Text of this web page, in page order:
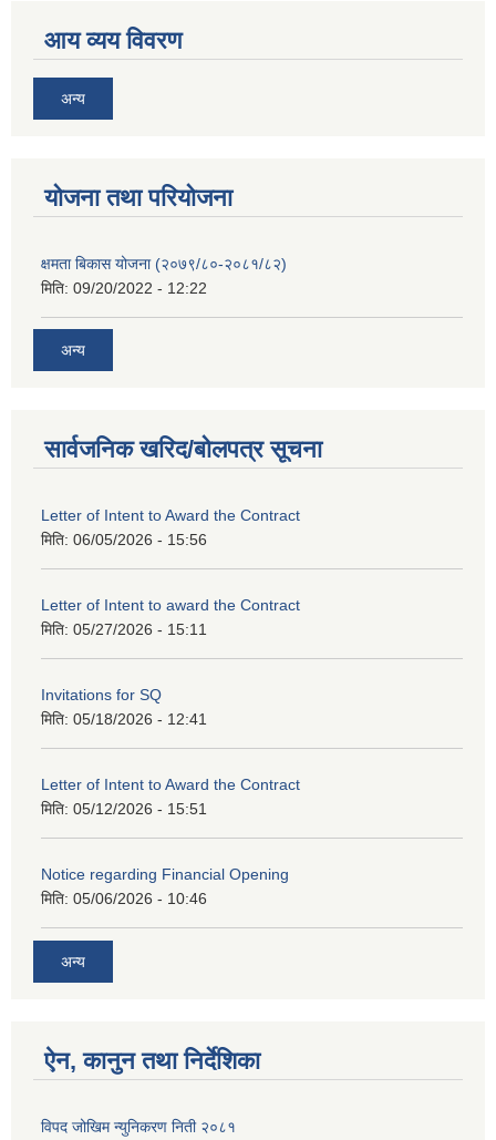
आय व्यय विवरण
अन्य
याेजना तथा परियाेजना
क्षमता बिकास योजना (२०७९/८०-२०८१/८२)
मिति: 09/20/2022 - 12:22
अन्य
सार्वजनिक खरिद/बोलपत्र सूचना
Letter of Intent to Award the Contract
मिति: 06/05/2026 - 15:56
Letter of Intent to award the Contract
मिति: 05/27/2026 - 15:11
Invitations for SQ
मिति: 05/18/2026 - 12:41
Letter of Intent to Award the Contract
मिति: 05/12/2026 - 15:51
Notice regarding Financial Opening
मिति: 05/06/2026 - 10:46
अन्य
ऐन, कानुन तथा निर्देशिका
विपद जोखिम न्युनिकरण निती २०८१